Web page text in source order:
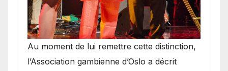
​Au moment de lui remettre cette distinction,
l’Association gambienne d’Oslo a décrit